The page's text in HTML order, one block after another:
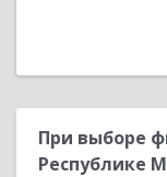
При выборе
Республике